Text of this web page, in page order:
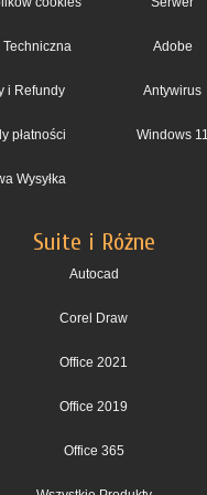
Techniczna
i Refundy
płatności
Wysyłka
Adobe
Antywirus
Windows 11
Suite i Różne
Autocad
Corel Draw
Office 2021
Office 2019
Office 365